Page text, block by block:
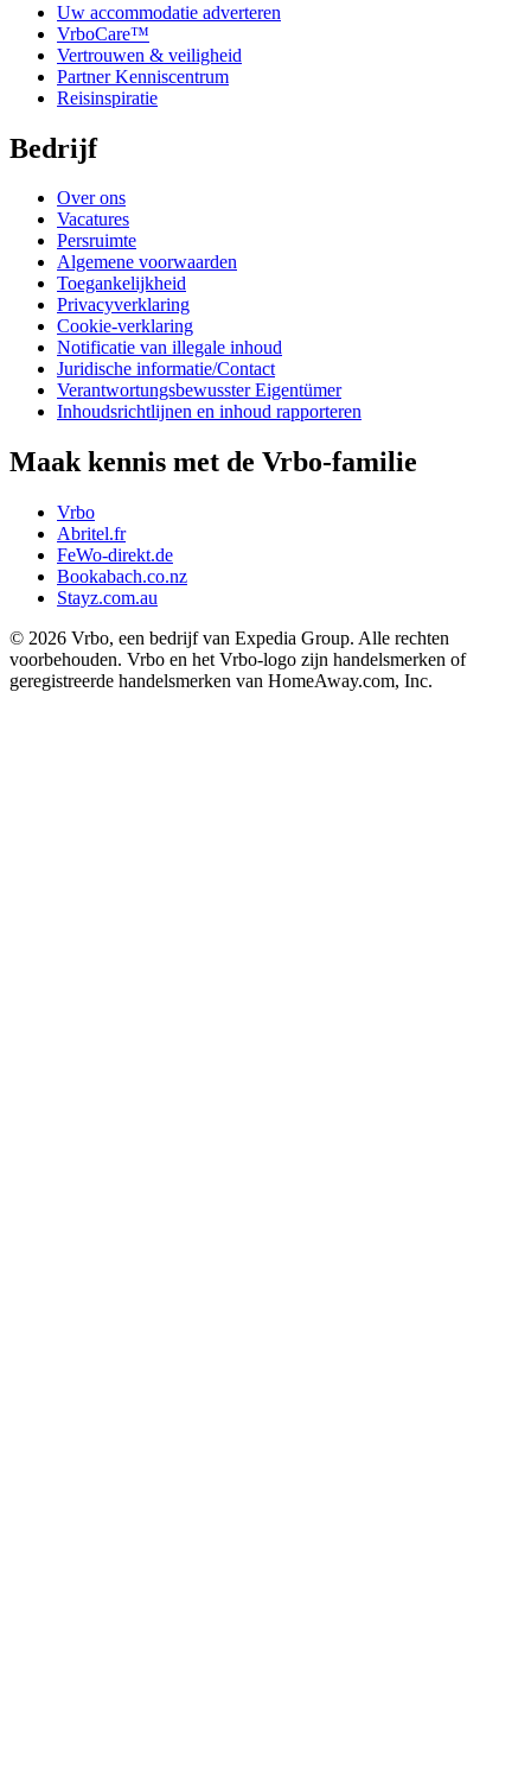
Uw accommodatie adverteren
VrboCare™
Vertrouwen & veiligheid
Partner Kenniscentrum
Reisinspiratie
Bedrijf
Over ons
Vacatures
Persruimte
Algemene voorwaarden
Toegankelijkheid
Privacyverklaring
Cookie-verklaring
Notificatie van illegale inhoud
Juridische informatie/Contact
Verantwortungsbewusster Eigentümer
Inhoudsrichtlijnen en inhoud rapporteren
Maak kennis met de Vrbo-familie
Vrbo
Abritel.fr
FeWo-direkt.de
Bookabach.co.nz
Stayz.com.au
© 2026 Vrbo, een bedrijf van Expedia Group. Alle rechten
voorbehouden. Vrbo en het Vrbo-logo zijn handelsmerken of
geregistreerde handelsmerken van HomeAway.com, Inc.